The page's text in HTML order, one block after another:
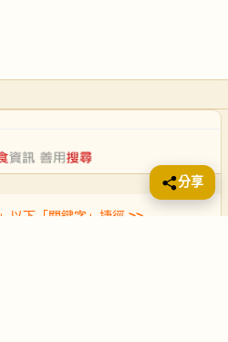
以下「關鍵字」捷徑 >>
分享